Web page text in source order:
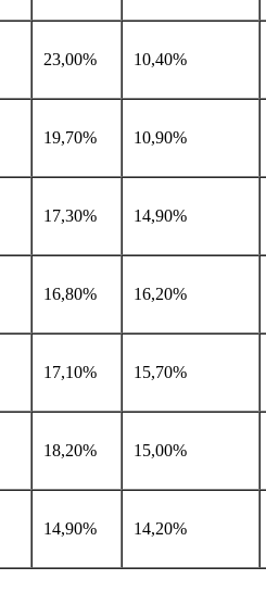
23,00% 10,40%
19,70% 10,90%
17,30% 14,90%
16,80% 16,20%
17,10% 15,70%
18,20% 15,00%
14,90% 14,20%